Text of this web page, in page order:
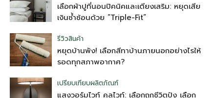
เลือกผ้าปูที่นอนปิคนิคและเตียงเสริม: หยุดเสีย
เงินซ้ำซ้อนด้วย “Triple-Fit”
รีวิวสินค้า
หยุดบ้านพัง! เลือกสีทาบ้านภายนอกอย่างไรให้
รอดทุกสภาพอากาศ?
เปรียบเทียบผลิตภัณฑ์
แสงวอร์มไวท์ คูลไวท์: เลือกถูกชีวิตปัง เลือก